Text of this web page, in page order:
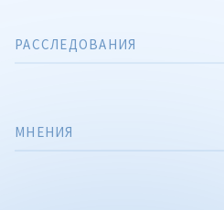
РАССЛЕДОВАНИЯ
МНЕНИЯ